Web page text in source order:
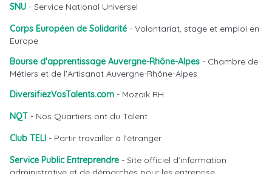
SNU - Service National Universel
Corps Européen de Solidarité - Volontariat, stage et emploi en
Europe
Bourse d'apprentissage Auvergne-Rhône-Alpes - Chambre de
Métiers et de l'Artisanat Auvergne-Rhône-Alpes
DiversifiezVosTalents.com - Mozaïk RH
NQT - Nos Quartiers ont du Talent
Club TELI - Partir travailler à l'étranger
Service Public Entreprendre - Site officiel d’information